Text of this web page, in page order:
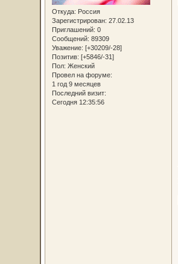
Откуда: Россия
Зарегистрирован: 27.02.13
Приглашений: 0
Сообщений: 89309
Уважение: [+30209/-28]
Позитив: [+5846/-31]
Пол: Женский
Провел на форуме:
1 год 9 месяцев
Последний визит:
Сегодня 12:35:56